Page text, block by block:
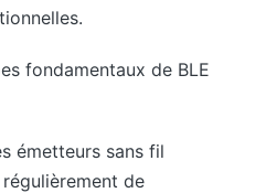
fondamentaux de BLE
émetteurs sans fil
de